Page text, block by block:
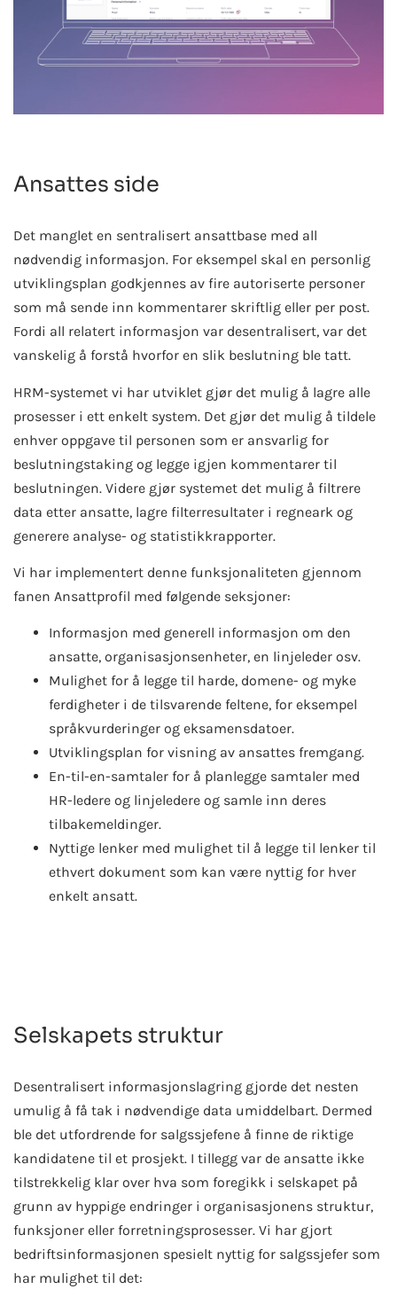
Ansattes side
Det manglet en sentralisert ansattbase med all
nødvendig informasjon. For eksempel skal en personlig
utviklingsplan godkjennes av fire autoriserte personer
som må sende inn kommentarer skriftlig eller per post.
Fordi all relatert informasjon var desentralisert, var det
vanskelig å forstå hvorfor en slik beslutning ble tatt.
HRM-systemet vi har utviklet gjør det mulig å lagre alle
prosesser i ett enkelt system. Det gjør det mulig å tildele
enhver oppgave til personen som er ansvarlig for
beslutningstaking og legge igjen kommentarer til
beslutningen. Videre gjør systemet det mulig å filtrere
data etter ansatte, lagre filterresultater i regneark og
generere analyse- og statistikkrapporter.
Vi har implementert denne funksjonaliteten gjennom
fanen Ansattprofil med følgende seksjoner:
Informasjon med generell informasjon om den
ansatte, organisasjonsenheter, en linjeleder osv.
Mulighet for å legge til harde, domene- og myke
ferdigheter i de tilsvarende feltene, for eksempel
språkvurderinger og eksamensdatoer.
Utviklingsplan for visning av ansattes fremgang.
En-til-en-samtaler for å planlegge samtaler med
HR-ledere og linjeledere og samle inn deres
tilbakemeldinger.
Nyttige lenker med mulighet til å legge til lenker til
ethvert dokument som kan være nyttig for hver
enkelt ansatt.
Selskapets struktur
Desentralisert informasjonslagring gjorde det nesten
umulig å få tak i nødvendige data umiddelbart. Dermed
ble det utfordrende for salgssjefene å finne de riktige
kandidatene til et prosjekt. I tillegg var de ansatte ikke
tilstrekkelig klar over hva som foregikk i selskapet på
grunn av hyppige endringer i organisasjonens struktur,
funksjoner eller forretningsprosesser. Vi har gjort
bedriftsinformasjonen spesielt nyttig for salgssjefer som
har mulighet til det: